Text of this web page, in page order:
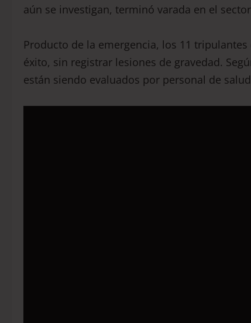
aún se investigan, terminó varada en el
Producto de la emergencia, los 11
éxito, sin registrar lesiones de gravedad.
están siendo evaluados por personal de